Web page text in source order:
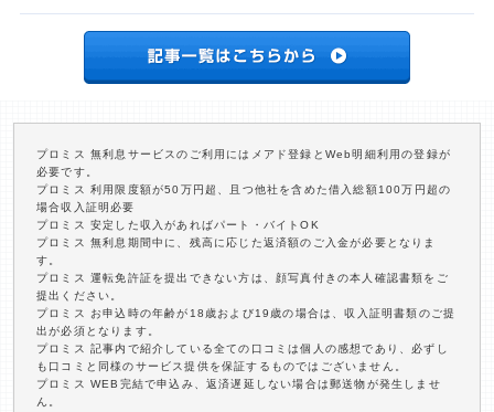
プロミス 無利息サービスのご利用にはメアド登録とWeb明細利用の登録が
必要です。
プロミス 利用限度額が50万円超、且つ他社を含めた借入総額100万円超の
場合収入証明必要
プロミス 安定した収入があればパート・バイトOK
プロミス 無利息期間中に、残高に応じた返済額のご入金が必要となりま
す。
プロミス 運転免許証を提出できない方は、顔写真付きの本人確認書類をご
提出ください。
プロミス お申込時の年齢が18歳および19歳の場合は、収入証明書類のご提
出が必須となります。
プロミス 記事内で紹介している全ての口コミは個人の感想であり、必ずし
も口コミと同様のサービス提供を保証するものではございません。
プロミス WEB完結で申込み、返済遅延しない場合は郵送物が発生しませ
ん。